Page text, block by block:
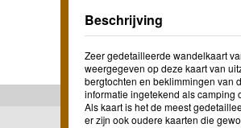
Beschrijving
Zeer gedetailleerde wandelkaart
weergegeven op deze kaart van
bergtochten en beklimmingen van
informatie ingetekend als camping
Als kaart is het de meest
er zijn ook oudere kaarten die